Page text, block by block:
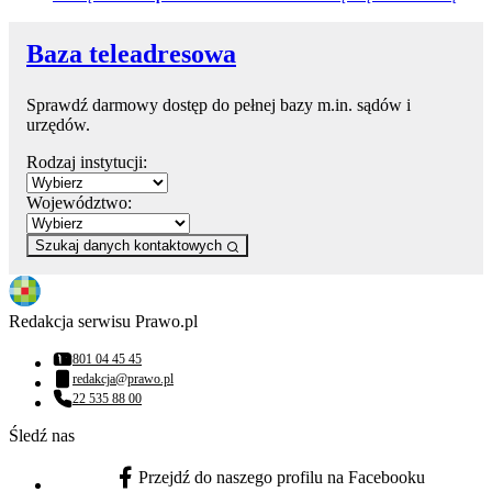
Baza teleadresowa
Sprawdź darmowy dostęp do pełnej bazy m.in. sądów i
urzędów.
Rodzaj instytucji:
Województwo:
Szukaj danych kontaktowych
Redakcja serwisu Prawo.pl
Numer telefonu:
801 04 45 45
Adres email:
redakcja@prawo.pl
Numer telefonu:
22 535 88 00
Śledź nas
facebook - otwiera się w nowej karcie
Przejdź do naszego profilu na Facebooku